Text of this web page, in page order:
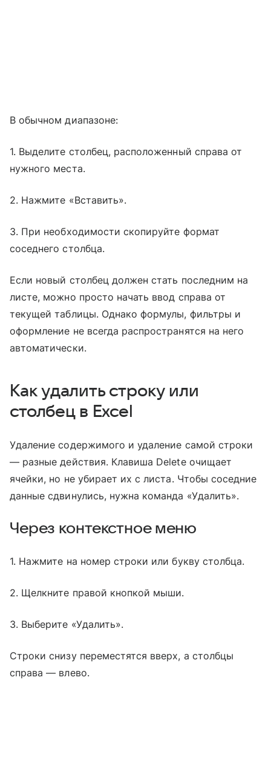
В обычном диапазоне:
1. Выделите столбец, расположенный справа от
нужного места.
2. Нажмите «Вставить».
3. При необходимости скопируйте формат
соседнего столбца.
Если новый столбец должен стать последним на
листе, можно просто начать ввод справа от
текущей таблицы. Однако формулы, фильтры и
оформление не всегда распространятся на него
автоматически.
Как удалить строку или
столбец в Excel
Удаление содержимого и удаление самой строки
— разные действия. Клавиша Delete очищает
ячейки, но не убирает их с листа. Чтобы соседние
данные сдвинулись, нужна команда «Удалить».
Через контекстное меню
1. Нажмите на номер строки или букву столбца.
2. Щелкните правой кнопкой мыши.
3. Выберите «Удалить».
Строки снизу переместятся вверх, а столбцы
справа — влево.